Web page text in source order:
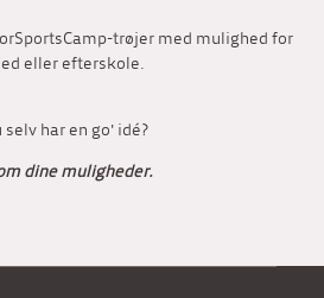
trøjer med mulighed for
eller efterskole.
har en go' idé?
dine muligheder.